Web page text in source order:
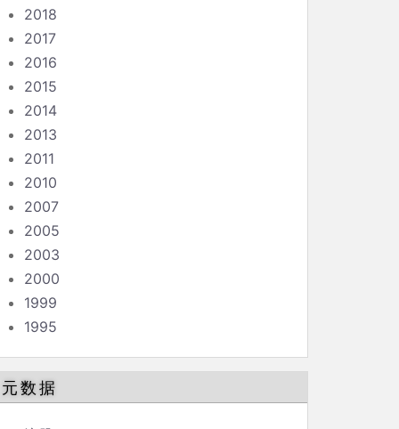
2018
2017
2016
2015
2014
2013
2011
2010
2007
2005
2003
2000
1999
1995
元数据